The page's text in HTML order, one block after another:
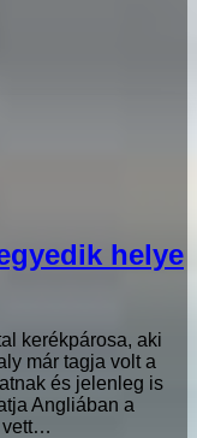
helye
kerékpárosa, aki
már tagja volt a
és jelenleg is
Angliában a
vett…